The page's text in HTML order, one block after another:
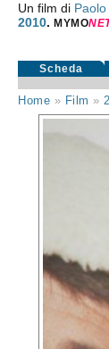
Un film di
2010.MYMONE
Scheda
Home » Film »